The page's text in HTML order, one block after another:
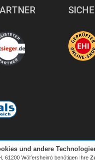
und andere
61200 Wölfersheim) benötigen Ihre